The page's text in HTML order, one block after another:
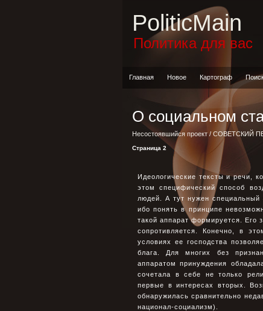
PoliticMain
Политика для вас
Главная Новое Картограф
О социальном
Несостоявшийся проект/ СОВЕТСКИЙ
Страница 2
Идеологические тексты и речи,
этом специфический способ
людей. А тут нужен специальный
ибо понять в принципе
такой аппарат формируется. Его
сопротивляется. Конечно, в
условиях ее господства
блага. Для многих без
аппаратом принуждения
сочетала в себе не только
первые в интересах вторых.
обнаружилась сравнительно
национал-социализм).